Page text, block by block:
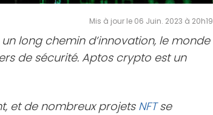
Mis à jour le 06 Juin. 2023 à 20h19
long chemin d’innovation, le monde
de sécurité. Aptos crypto est un
et de nombreux projets NFTse